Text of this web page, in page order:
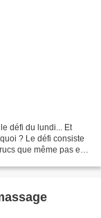
défi du lundi... Et
? Le défi consiste
que même pas en